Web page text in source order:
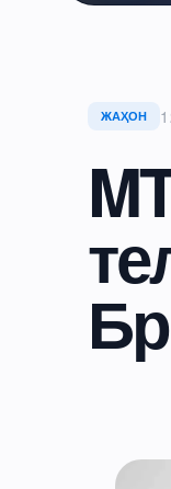
ЖАҲОН